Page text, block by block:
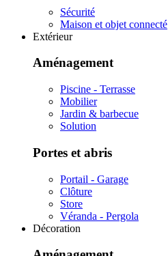
Sécurité
Maison et objet connecté
Extérieur
Aménagement
Piscine - Terrasse
Mobilier
Jardin & barbecue
Solution
Portes et abris
Portail - Garage
Clôture
Store
Véranda - Pergola
Décoration